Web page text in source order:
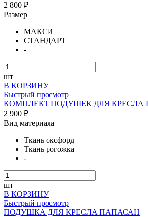
2 800 ₽
Размер
МАКСИ
СТАНДАРТ
-
шт
В КОРЗИНУ
Быстрый просмотр
КОМПЛЕКТ ПОДУШЕК ДЛЯ
2 900 ₽
Вид материала
Ткань оксфорд
Ткань рогожка
-
шт
В КОРЗИНУ
Быстрый просмотр
ПОДУШКА ДЛЯ КРЕСЛА ПАПАСАН